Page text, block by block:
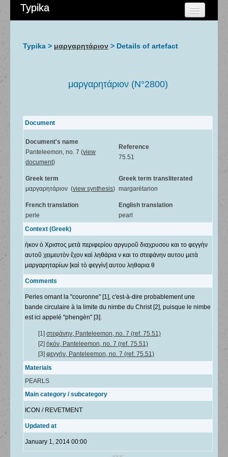
Typika
Typika > μαργαρητάριον > Details of artefact
μαργαρητάριον (N°2800)
Document
Document's name
Panteleemon, no. 7 (view
document)
Reference
75.51
Greek term
μαργαρητάριον (view synthesis)
Greek term transliterated
margarètarion
French translation
perle
English translation
pearl
Context (Greek)
ἠκον ὁ Χριστος μετὰ περιφερίου αργυροῦ διαχρυσου και το φεγγὴν
αυτοῦ χειμευτὸν ἔχον καὶ ληθάρια ν και το στεφάνην αυτου μετὰ
μαργαρηταρίων [καὶ τὸ φεγγὶν] αυτου ληθαρια θ
Comments
Perles ornant la "couronne" [1], c'est-à-dire probablement une
bande circulaire à la limite du nimbe du Christ [2], puisque le nimbe
est ici appelé "phengèn" [3].
[1] στεφάνην, Panteleemon, no. 7 (ref. 75.51)
[2] ἠκόν, Panteleemon, no. 7 (ref. 75.51)
[3] φεγγήν, Panteleemon, no. 7 (ref. 75.51)
Materials
PEARLS
Main category / subcategory
ICON / REVETMENT
Updated at
January 1, 2014 00:00